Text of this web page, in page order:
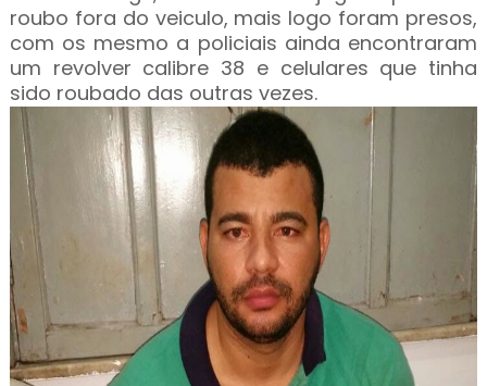
roubo fora do veiculo, mais logo foram presos,
com os mesmo a policiais ainda encontraram
um revolver calibre 38 e celulares que tinha
sido roubado das outras vezes.